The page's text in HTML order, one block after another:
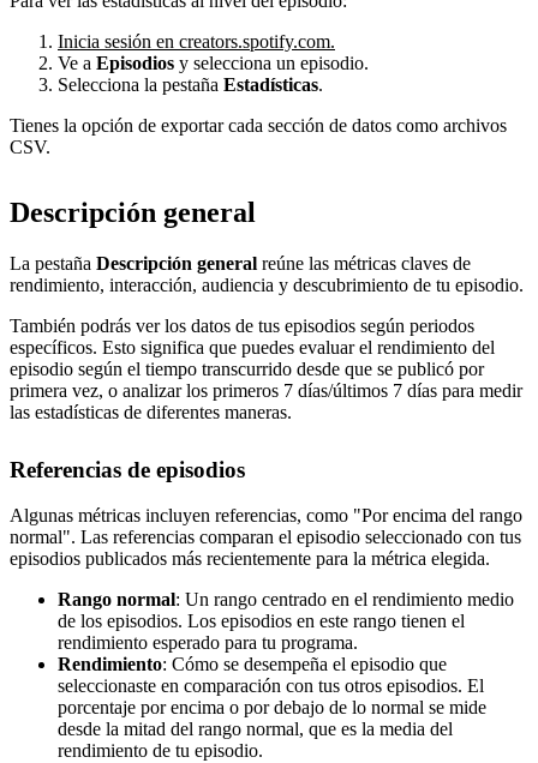
Inicia sesión en creators.spotify.com.
Ve a Episodios y selecciona un episodio.
Selecciona la pestaña Estadísticas.
Tienes la opción de exportar cada sección de datos como archivos
CSV.
Descripción general
La pestaña Descripción general reúne las métricas claves de
rendimiento, interacción, audiencia y descubrimiento de tu episodio.
También podrás ver los datos de tus episodios según periodos
específicos. Esto significa que puedes evaluar el rendimiento del
episodio según el tiempo transcurrido desde que se publicó por
primera vez, o analizar los primeros 7 días/últimos 7 días para medir
las estadísticas de diferentes maneras.
Referencias de episodios
Algunas métricas incluyen referencias, como "Por encima del rango
normal". Las referencias comparan el episodio seleccionado con tus
episodios publicados más recientemente para la métrica elegida.
Rango normal: Un rango centrado en el rendimiento medio
de los episodios. Los episodios en este rango tienen el
rendimiento esperado para tu programa.
Rendimiento: Cómo se desempeña el episodio que
seleccionaste en comparación con tus otros episodios. El
porcentaje por encima o por debajo de lo normal se mide
desde la mitad del rango normal, que es la media del
rendimiento de tu episodio.